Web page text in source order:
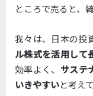
ところで売ると、
我々は、日本の投
ル株式を活用して
効率よく、 サステ
いきやすいと考え